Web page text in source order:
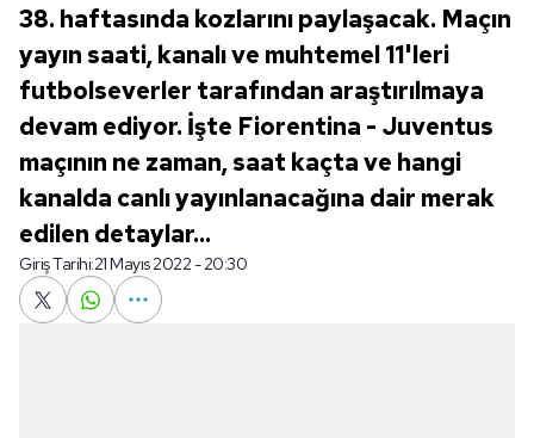
38. haftasında kozlarını paylaşacak. Maçın
yayın saati, kanalı ve muhtemel 11'leri
futbolseverler tarafından araştırılmaya
devam ediyor. İşte Fiorentina - Juventus
maçının ne zaman, saat kaçta ve hangi
kanalda canlı yayınlanacağına dair merak
edilen detaylar...
Giriş Tarihi:21 Mayıs 2022 - 20:30